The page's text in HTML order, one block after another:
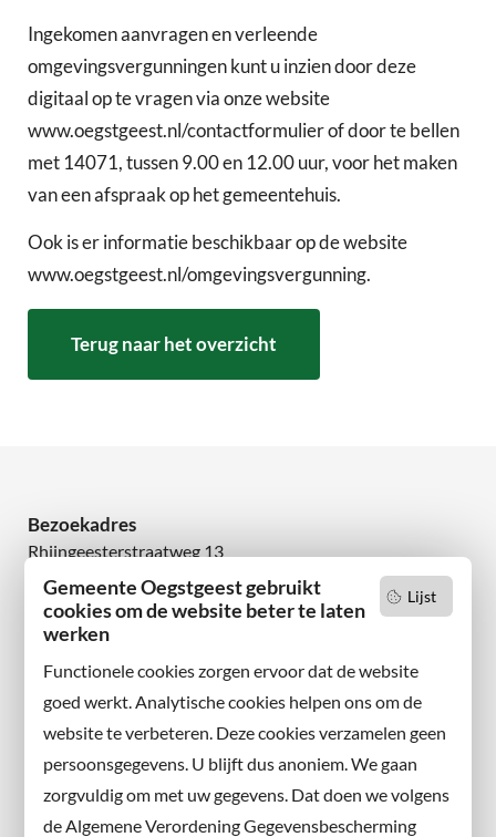
Lijst
Gemeente Oegstgeest gebruikt
cookies om de website beter te laten
werken
Functionele cookies zorgen ervoor dat de website
goed werkt. Analytische cookies helpen ons om de
website te verbeteren. Deze cookies verzamelen geen
persoonsgegevens. U blijft dus anoniem. We gaan
zorgvuldig om met uw gegevens. Dat doen we volgens
de Algemene Verordening Gegevensbescherming
Ingekomen aanvragen en verleende
omgevingsvergunningen kunt u inzien door deze
digitaal op te vragen via onze website
www.oegstgeest.nl/contactformulier of door te bellen
met 14071, tussen 9.00 en 12.00 uur, voor het maken
van een afspraak op het gemeentehuis.
Ook is er informatie beschikbaar op de website
www.oegstgeest.nl/omgevingsvergunning.
Terug naar het overzicht
Bezoekadres
Rhijngeesterstraatweg 13
2342 AN Oegstgeest
Wilt u niets missen?
en volg ons ook op sociale media.
Facebook
X
Instagram